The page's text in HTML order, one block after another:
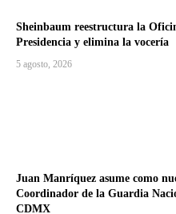
Sheinbaum reestructura la
Presidencia y elimina la vocería
5 agosto, 2026
Juan Manríquez asume como
Coordinador de la Guardia
CDMX